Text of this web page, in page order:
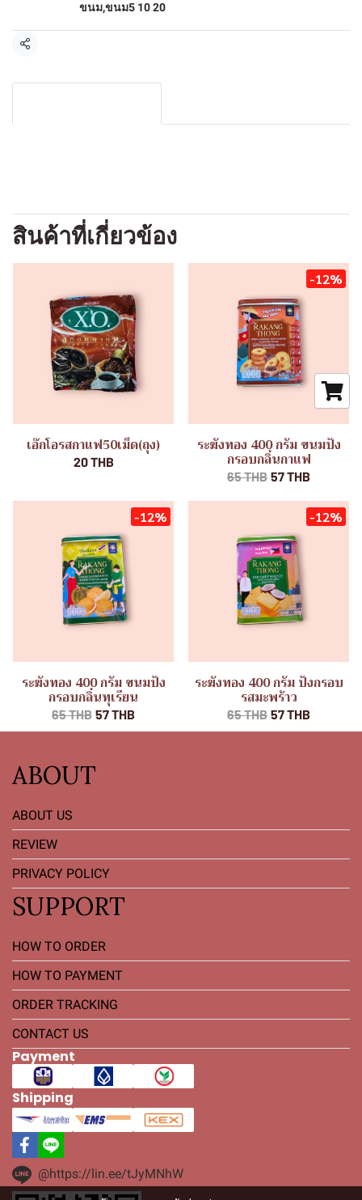
ขนม,ขนม5 10 20
แชร์
สินค้าที่เกี่ยวข้อง
เอ๊กโอรสกาแฟ50เม็ด(ถุง)
20 THB
-12%
ระฆังทอง 400 กรัม ขนมปัง
กรอบกลิ่นกาแฟ
65 THB 57 THB
-12%
ระฆังทอง 400 กรัม ขนมปัง
กรอบกลิ่นทุเรียน
65 THB 57 THB
-12%
ระฆังทอง 400 กรัม ปังกรอบ
รสมะพร้าว
65 THB 57 THB
ABOUT
ABOUT US
REVIEW
PRIVACY POLICY
SUPPORT
HOW TO ORDER
HOW TO PAYMENT
ORDER TRACKING
CONTACT US
Payment
Shipping
@https://lin.ee/tJyMNhW